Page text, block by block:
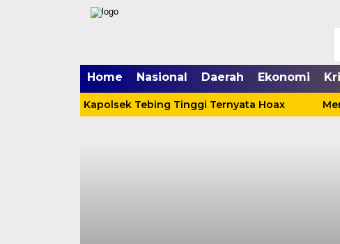
Home Nasional Daerah Ekonomi
Menerpa Kapolsek Tebing Tinggi Ternyata Hoax